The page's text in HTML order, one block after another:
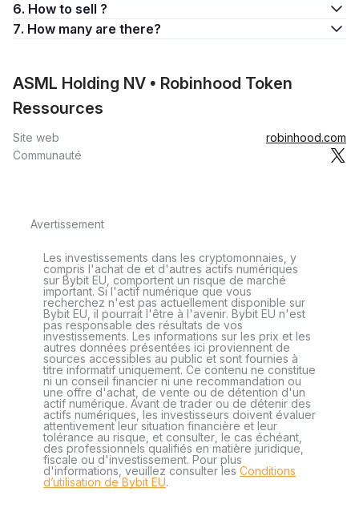
6. How to sell ?
7. How many are there?
ASML Holding NV • Robinhood Token
Ressources
Site web
robinhood.com
Communauté
Avertissement
Les investissements dans les cryptomonnaies, y
compris l'achat de et d'autres actifs numériques
sur Bybit EU, comportent un risque de marché
important. Si l'actif numérique que vous
recherchez n'est pas actuellement disponible sur
Bybit EU, il pourrait l'être à l'avenir. Bybit EU n'est
pas responsable des résultats de vos
investissements. Les informations sur les prix et les
autres données présentées ici proviennent de
sources accessibles au public et sont fournies à
titre informatif uniquement. Ce contenu ne constitue
ni un conseil financier ni une recommandation ou
une offre d'achat, de vente ou de détention d'un
actif numérique. Avant de trader ou de détenir des
actifs numériques, les investisseurs doivent évaluer
attentivement leur situation financière et leur
tolérance au risque, et consulter, le cas échéant,
des professionnels qualifiés en matière juridique,
fiscale ou d'investissement. Pour plus
d'informations, veuillez consulter les Conditions
d’utilisation de Bybit EU.